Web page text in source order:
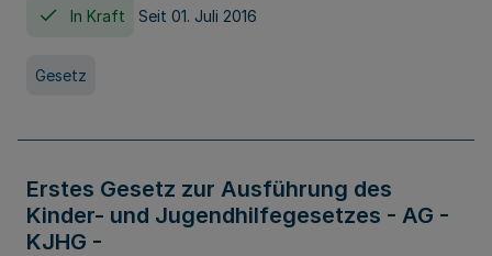
In Kraft Seit 01. Juli 2016
Gesetz
Erstes Gesetz zur Ausführung des
Kinder- und Jugendhilfegesetzes - AG -
KJHG -